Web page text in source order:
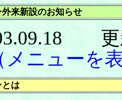
来新設のお知らせ
メニューを
とは